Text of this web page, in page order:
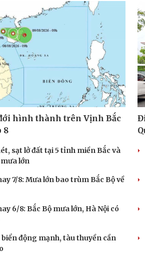
hình thành trên Vịnh Bắc
8
sạt lở đất tại 5 tỉnh miền Bắc và
lớn
7/8: Mưa lớn bao trùm Bắc Bộ về
6/8: Bắc Bộ mưa lớn, Hà Nội có
biển động mạnh, tàu thuyền cần